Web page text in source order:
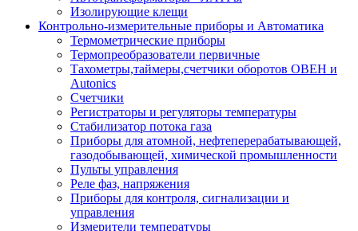
Изолирующие клещи
Контрольно-измерительные приборы и Автоматика
Термометрические приборы
Термопреобразователи первичные
Тахометры,таймеры,счетчики оборотов ОВЕН и
Autonics
Счетчики
Регистраторы и регуляторы температуры
Стабилизатор потока газа
Приборы для атомной, нефтеперерабатывающей,
газодобывающей, химической промышленности
Пульты управления
Реле фаз, напряжения
Приборы для контроля, сигнализации и
управления
Измерители температуры